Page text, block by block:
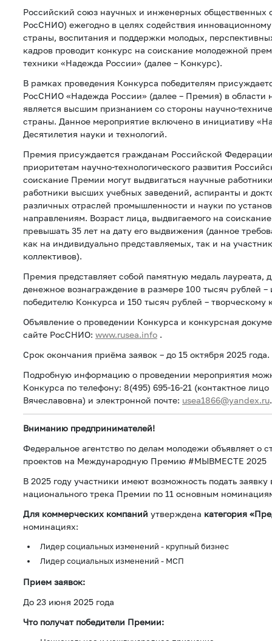
Российский союз научных и инженерных общественных
РосСНИО) ежегодно в целях содействия
страны, воспитания и поддержки молодых,
кадров проводит конкурс на соискание молодежной
техники «Надежда России» (далее – Конкурс).
В рамках проведения Конкурса победителям
РоcСНИО «Надежда России» (далее – Премия) в области
является высшим признанием со стороны научно-
страны. Данное мероприятие включено в инициативу
Десятилетия науки и технологий.
Премия присуждается гражданам Российской
приоритетам научно-технологического развития
соискание Премии могут выдвигаться научные
работники высших учебных заведений, аспиранты и
различных отраслей промышленности и науки по
направлениям. Возраст лица, выдвигаемого на
превышать 35 лет на дату его выдвижения (данное
как на индивидуально представляемых, так и на
коллективов).
Премия представляет собой памятную медаль лауреата,
денежное вознаграждение в размере 100 тысяч рублей –
победителю Конкурса и 150 тысяч рублей – творческому
Объявление о проведении Конкурса и конкурсная
сайте РосCНИО: www.rusea.info .
Срок окончания приёма заявок – до 15 октября 2025 года.
Подробную информацию о проведении мероприятия
Конкурса по телефону: 8(495) 695-16-21 (контактное
Вячеславовна) и электронной почте: usea1866@yandex.ru.
Вниманию предпринимателей!
Федеральное агентство по делам молодежи объявляет о
проектов на Международную Премию #МЫВМЕСТЕ 2025
В 2025 году участники имеют возможность подать заявку
национального трека Премии по 11 основным
Для коммерческих компаний утверждена категория
номинациях:
Лидер социальных изменений - крупный бизнес
Лидер социальных изменений - МСП
Прием заявок:
До 23 июня 2025 года
Что получат победители Премии: